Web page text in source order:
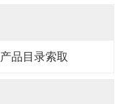
产品目录索取